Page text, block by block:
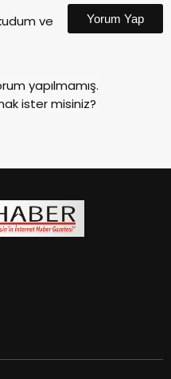
ve
Yorum Yap
yapılmamış.
ister misiniz?